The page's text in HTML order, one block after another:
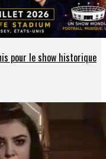
pour le show historique